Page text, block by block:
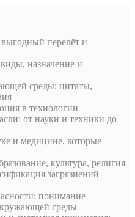
перелёт и
назначение и
среды: цитаты,
в технологии
от науки и техники до
и медицине, которые
культура, религия
загрязнений
понимание
среды